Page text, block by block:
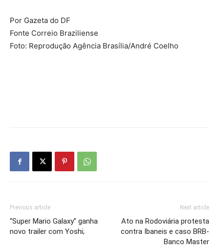
Por Gazeta do DF
Fonte Correio Braziliense
Foto: Reprodução Agência Brasília/André Coelho
Previous article
“Super Mario Galaxy” ganha
novo trailer com Yoshi;
Next article
Ato na Rodoviária protesta
contra Ibaneis e caso BRB-
Banco Master